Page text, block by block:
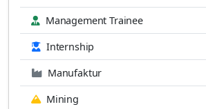
Management Trainee
Internship
Manufaktur
Mining